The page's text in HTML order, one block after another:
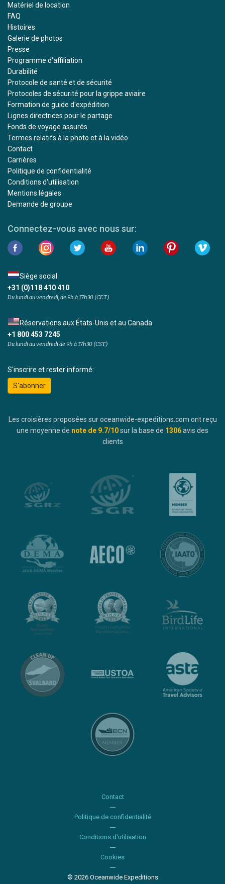
Matériel de location
FAQ
Histoires
Galerie de photos
Presse
Programme d'affiliation
Durabilité
Protocole de santé et de sécurité
Protocoles de sécurité pour la grippe aviaire
Formation de guide d'expédition
Lignes directrices pour le partage
Fonds de voyage assurés
Termes relatifs à la photo et à la vidéo
Contact
Carrières
Politique de confidentialité
Conditions d'utilisation
Mentions légales
Demande de groupe
Connectez-vous avec nous sur:
Siège social
+31 (0)118 410 410
Du lundi au vendredi, de 9h à 17h30 (CET)
Réservations aux États-Unis et au Canada
+1 800 453 7245
Du lundi au vendredi de 9h à 17h30 (CST)
S'inscrire et rester informé:
S'abonner
Les croisières proposées sur oceanwide-expeditions.com ont reçu
une moyenne de note de 9.7/10sur la base de 1306avis des
clients
Contact
Politique de confidentialité
Conditions d'utilisation
Cookies
© 2026 Oceanwide Expeditions